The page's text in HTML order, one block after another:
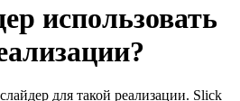
использовать
для такой реализации. Slick